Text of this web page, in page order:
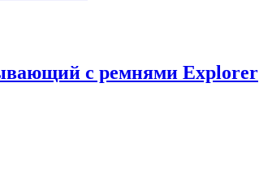
с ремнями Explorer